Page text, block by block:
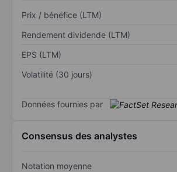
Prix / bénéfice (LTM)
Rendement dividende (LTM)
EPS (LTM)
Volatilité (30 jours)
Données fournies par
Consensus des analystes
Notation moyenne